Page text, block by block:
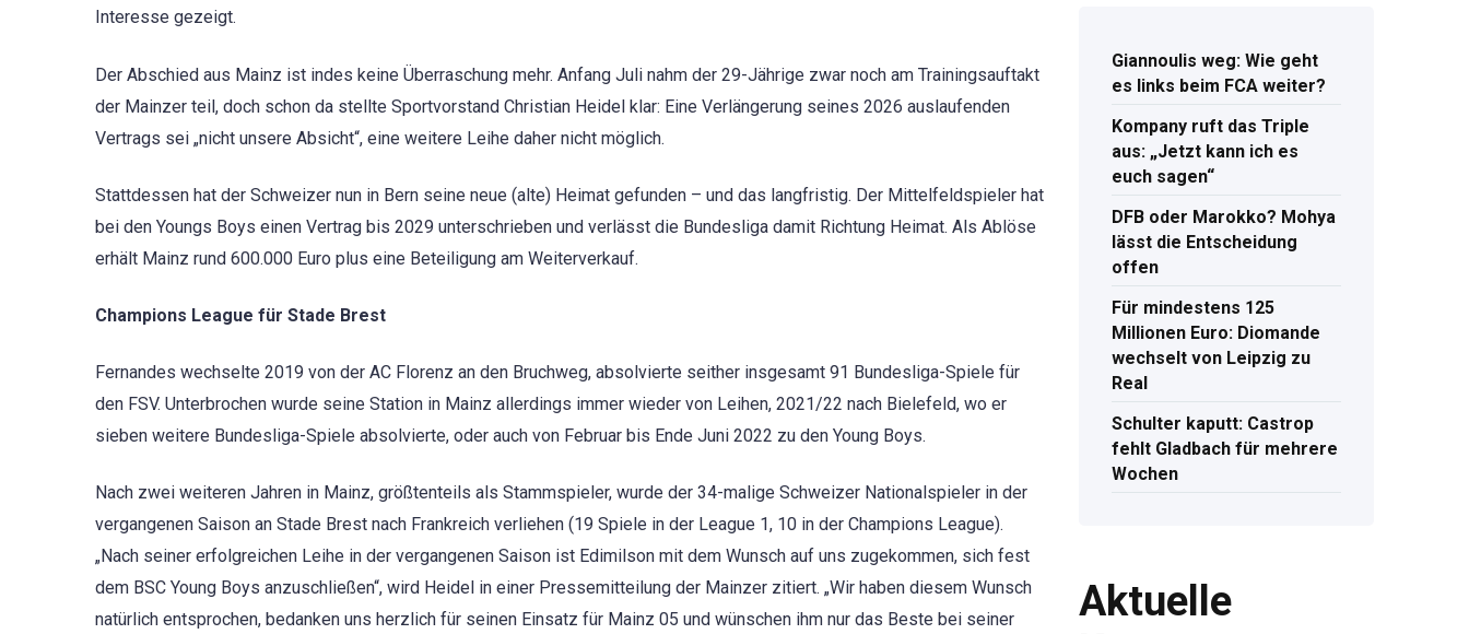
Interesse gezeigt.
Der Abschied aus Mainz ist indes keine Überraschung mehr. Anfang Juli nahm der 29-Jährige zwar noch am Trainingsauftakt
der Mainzer teil, doch schon da stellte Sportvorstand Christian Heidel klar: Eine Verlängerung seines 2026 auslaufenden
Vertrags sei „nicht unsere Absicht“, eine weitere Leihe daher nicht möglich.
Stattdessen hat der Schweizer nun in Bern seine neue (alte) Heimat gefunden – und das langfristig. Der Mittelfeldspieler hat
bei den Youngs Boys einen Vertrag bis 2029 unterschrieben und verlässt die Bundesliga damit Richtung Heimat. Als Ablöse
erhält Mainz rund 600.000 Euro plus eine Beteiligung am Weiterverkauf.
Champions League für Stade Brest
Fernandes wechselte 2019 von der AC Florenz an den Bruchweg, absolvierte seither insgesamt 91 Bundesliga-Spiele für
den FSV. Unterbrochen wurde seine Station in Mainz allerdings immer wieder von Leihen, 2021/22 nach Bielefeld, wo er
sieben weitere Bundesliga-Spiele absolvierte, oder auch von Februar bis Ende Juni 2022 zu den Young Boys.
Nach zwei weiteren Jahren in Mainz, größtenteils als Stammspieler, wurde der 34-malige Schweizer Nationalspieler in der
vergangenen Saison an Stade Brest nach Frankreich verliehen (19 Spiele in der League 1, 10 in der Champions League).
„Nach seiner erfolgreichen Leihe in der vergangenen Saison ist Edimilson mit dem Wunsch auf uns zugekommen, sich fest
dem BSC Young Boys anzuschließen“, wird Heidel in einer Pressemitteilung der Mainzer zitiert. „Wir haben diesem Wunsch
natürlich entsprochen, bedanken uns herzlich für seinen Einsatz für Mainz 05 und wünschen ihm nur das Beste bei seiner
Giannoulis weg: Wie geht
es links beim FCA weiter?
Kompany ruft das Triple
aus: „Jetzt kann ich es
euch sagen“
DFB oder Marokko? Mohya
lässt die Entscheidung
offen
Für mindestens 125
Millionen Euro: Diomande
wechselt von Leipzig zu
Real
Schulter kaputt: Castrop
fehlt Gladbach für mehrere
Wochen
Aktuelle